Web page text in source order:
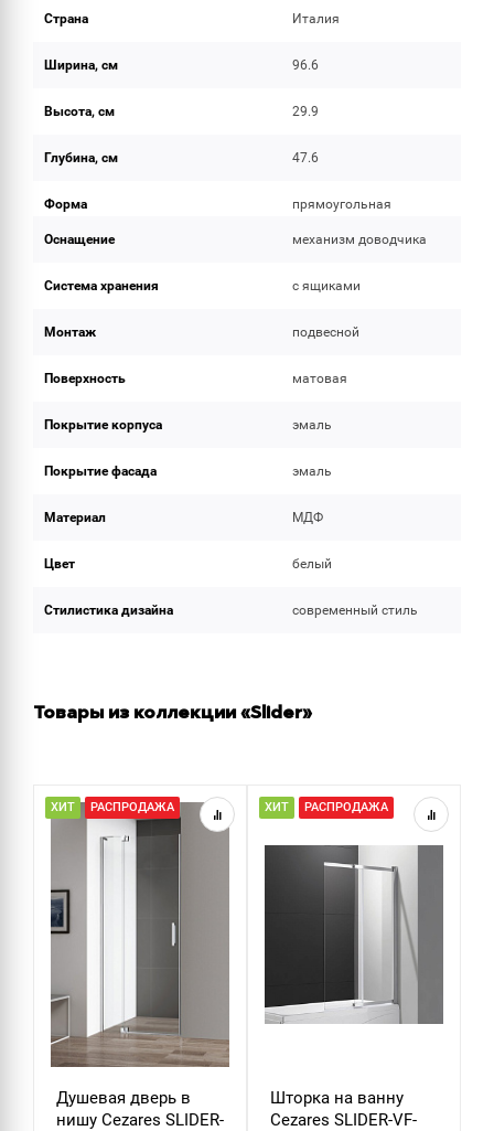
Страна Италия
Ширина, см 96.6
Высота, см 29.9
Глубина, см 47.6
Форма прямоугольная
Оснащение механизм доводчика
Система хранения с ящиками
Монтаж подвесной
Поверхность матовая
Покрытие корпуса эмаль
Покрытие фасада эмаль
Материал МДФ
Цвет белый
Стилистика дизайна современный стиль
Товары из коллекции «Slider»
ХИТ РАСПРОДАЖА
Душевая дверь в
нишу Cezares SLIDER-
ХИТ РАСПРОДАЖА
Шторка на ванну
Cezares SLIDER-VF-